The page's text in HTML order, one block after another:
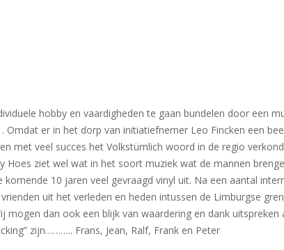
hobby en vaardigheden te gaan bundelen door een
er in het dorp van initiatiefnemer Leo Fincken een
met veel succes het Volkstümlich woord in de regio
ziet wel wat in het soort muziek wat de mannen
10 jaren veel gevraagd vinyl uit. Na een aantal
uit het verleden en heden intussen de Limburgse
dan ook een blijk van waardering en dank uitspreken
zijn……….. Frans, Jean, Ralf, Frank en Peter